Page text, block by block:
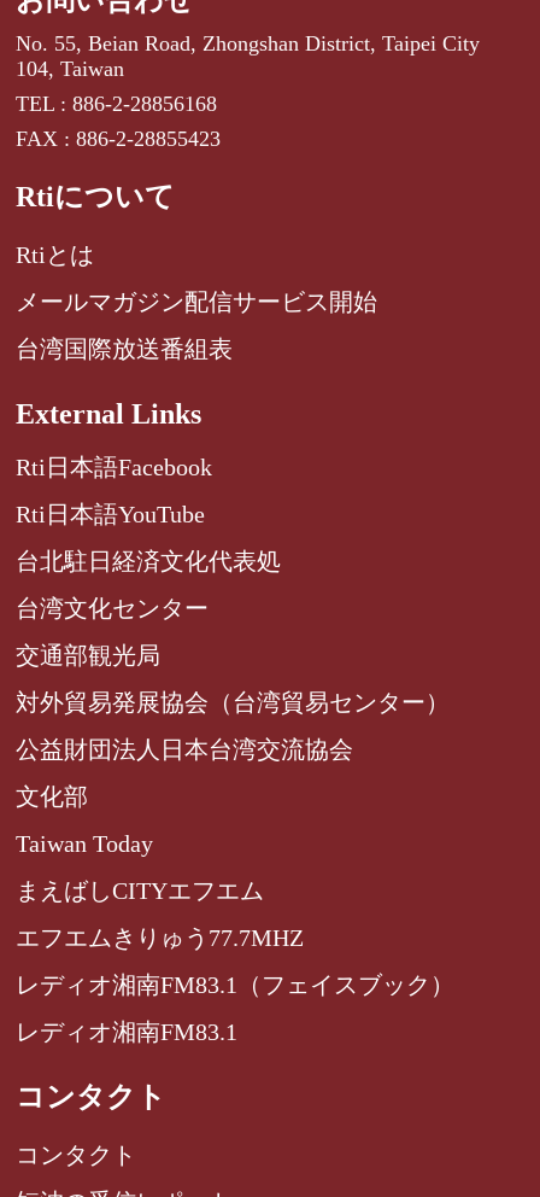
No. 55, Beian Road, Zhongshan District, Taipei City
104, Taiwan
TEL : 886-2-28856168
FAX : 886-2-28855423
Rtiについて
Rtiとは
メールマガジン配信サービス開始
台湾国際放送番組表
External Links
Rti日本語Facebook
Rti日本語YouTube
台北駐日経済文化代表処
台湾文化センター
交通部観光局
対外貿易発展協会（台湾貿易センター）
公益財団法人日本台湾交流協会
文化部
Taiwan Today
まえばしCITYエフエム
エフエムきりゅう77.7MHZ
レディオ湘南FM83.1（フェイスブック）
レディオ湘南FM83.1
コンタクト
コンタクト